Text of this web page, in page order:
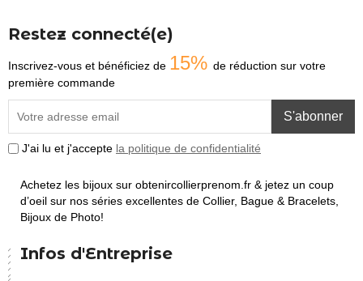
Restez connecté(e)
Inscrivez-vous et bénéficiez de 15% de réduction sur votre
première commande
S'abonner
J'ai lu et j'accepte la politique de confidentialité
Achetez les bijoux sur obtenircollierprenom.fr & jetez un coup
d’oeil sur nos séries excellentes de Collier, Bague & Bracelets,
Bijoux de Photo!
Infos d'Entreprise